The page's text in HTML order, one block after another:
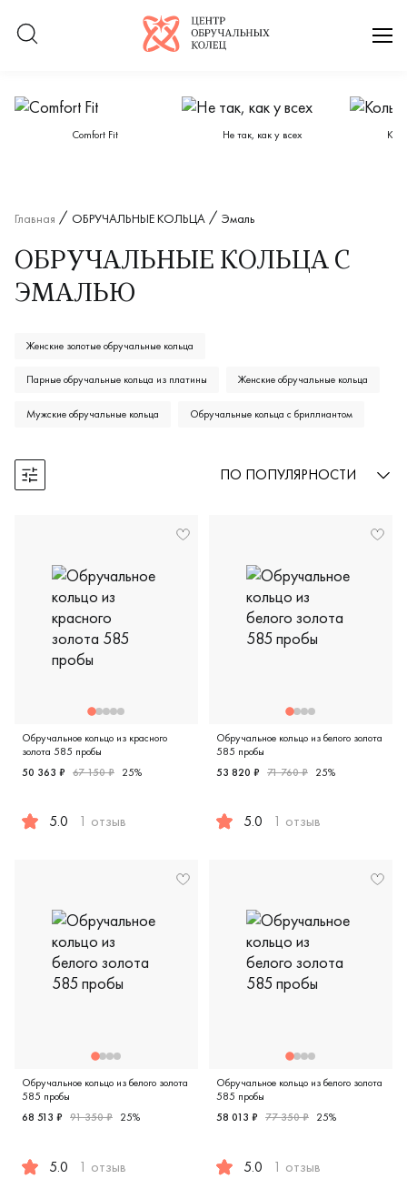
Логотип компании
Категории каталога
Сomfort Fit Не так, как у всех
Главная ОБРУЧАЛЬНЫЕ КОЛЬЦА Эмаль
ОБРУЧАЛЬНЫЕ КОЛЬЦА С
ЭМАЛЬЮ
Женские золотые обручальные кольца
Парные обручальные кольца из платины Женские обручальные кольца
Мужские обручальные кольца Обручальные кольца с бриллиантом
Открыть фильтры ПО ПОПУЛЯРНОСТИ
Обручальное кольцо из красного
золота 585 пробы
50 363 ₽ 67 150 ₽ 25%
5.0 1 отзыв
Обручальное кольцо из белого золота
585 пробы
53 820 ₽ 71 760 ₽ 25%
5.0 1 отзыв
Обручальное кольцо из белого золота
585 пробы
68 513 ₽ 91 350 ₽ 25%
5.0 1 отзыв
Обручальное кольцо из белого золота
585 пробы
58 013 ₽ 77 350 ₽ 25%
5.0 1 отзыв